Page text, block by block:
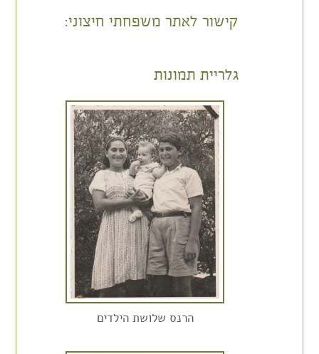
קישור לאתר משפחתי חיצוני:
גלריית תמונות
הרנס שלושת הילדים